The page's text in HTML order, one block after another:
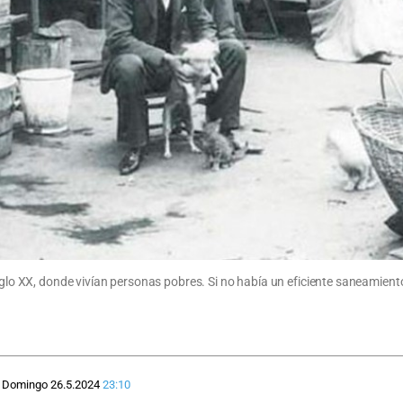
XX, donde vivían personas pobres. Si no había un eficiente
Domingo 26.5.2024 23:10